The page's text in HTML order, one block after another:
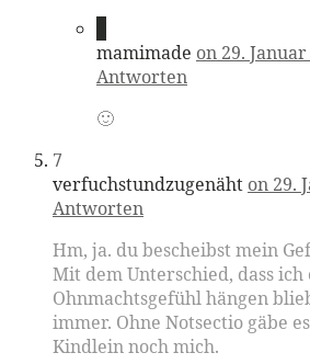
mamimade on 29.
Antworten
🙂
7
verfuchstundzugenäht on 29.
Antworten
Hm, ja. du bescheibst mein
Mit dem Unterschied, dass
Ohnmachtsgefühl hängen
immer. Ohne Notsectio gäbe
Kindlein noch mich.